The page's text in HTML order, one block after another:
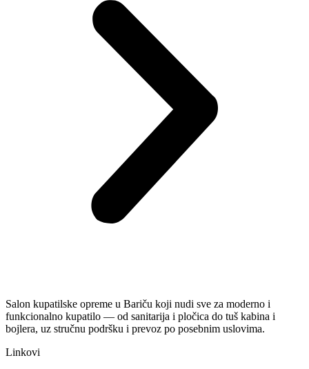
Salon kupatilske opreme u Bariču koji nudi sve za moderno i
funkcionalno kupatilo — od sanitarija i pločica do tuš kabina i
bojlera, uz stručnu podršku i prevoz po posebnim uslovima.
Linkovi